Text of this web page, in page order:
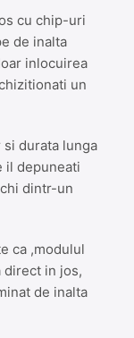
cu chip-uri
de inalta
inlocuirea
un
durata lunga
il depuneati
dintr-un
ca ,modulul
direct in jos,
de inalta